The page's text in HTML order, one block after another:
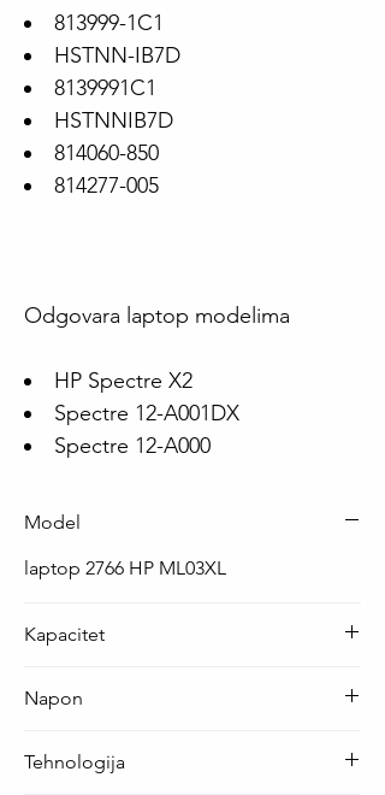
813999-1C1
HSTNN-IB7D
8139991C1
HSTNNIB7D
814060-850
814277-005
Odgovara laptop modelima
HP Spectre X2
Spectre 12-A001DX
Spectre 12-A000
Model
laptop 2766 HP ML03XL
Kapacitet
Napon
Tehnologija